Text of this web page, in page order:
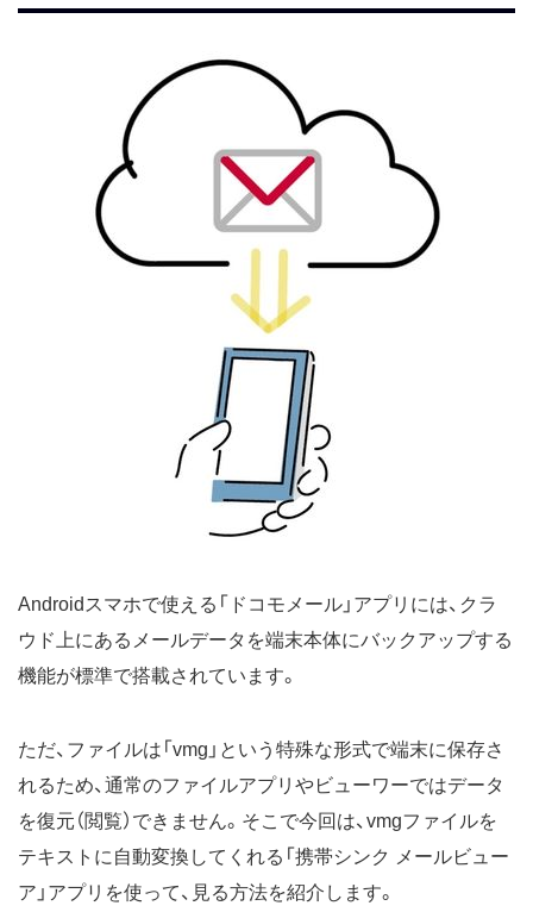
Androidスマホで使える「ドコモメール」アプリには、クラ
ウド上にあるメールデータを端末本体にバックアップする
機能が標準で搭載されています。
ただ、ファイルは「vmg」という特殊な形式で端末に保存さ
れるため、通常のファイルアプリやビューワーではデータ
を復元（閲覧）できません。そこで今回は、vmgファイルを
テキストに自動変換してくれる「携帯シンク メールビュー
ア」アプリを使って、見る方法を紹介します。